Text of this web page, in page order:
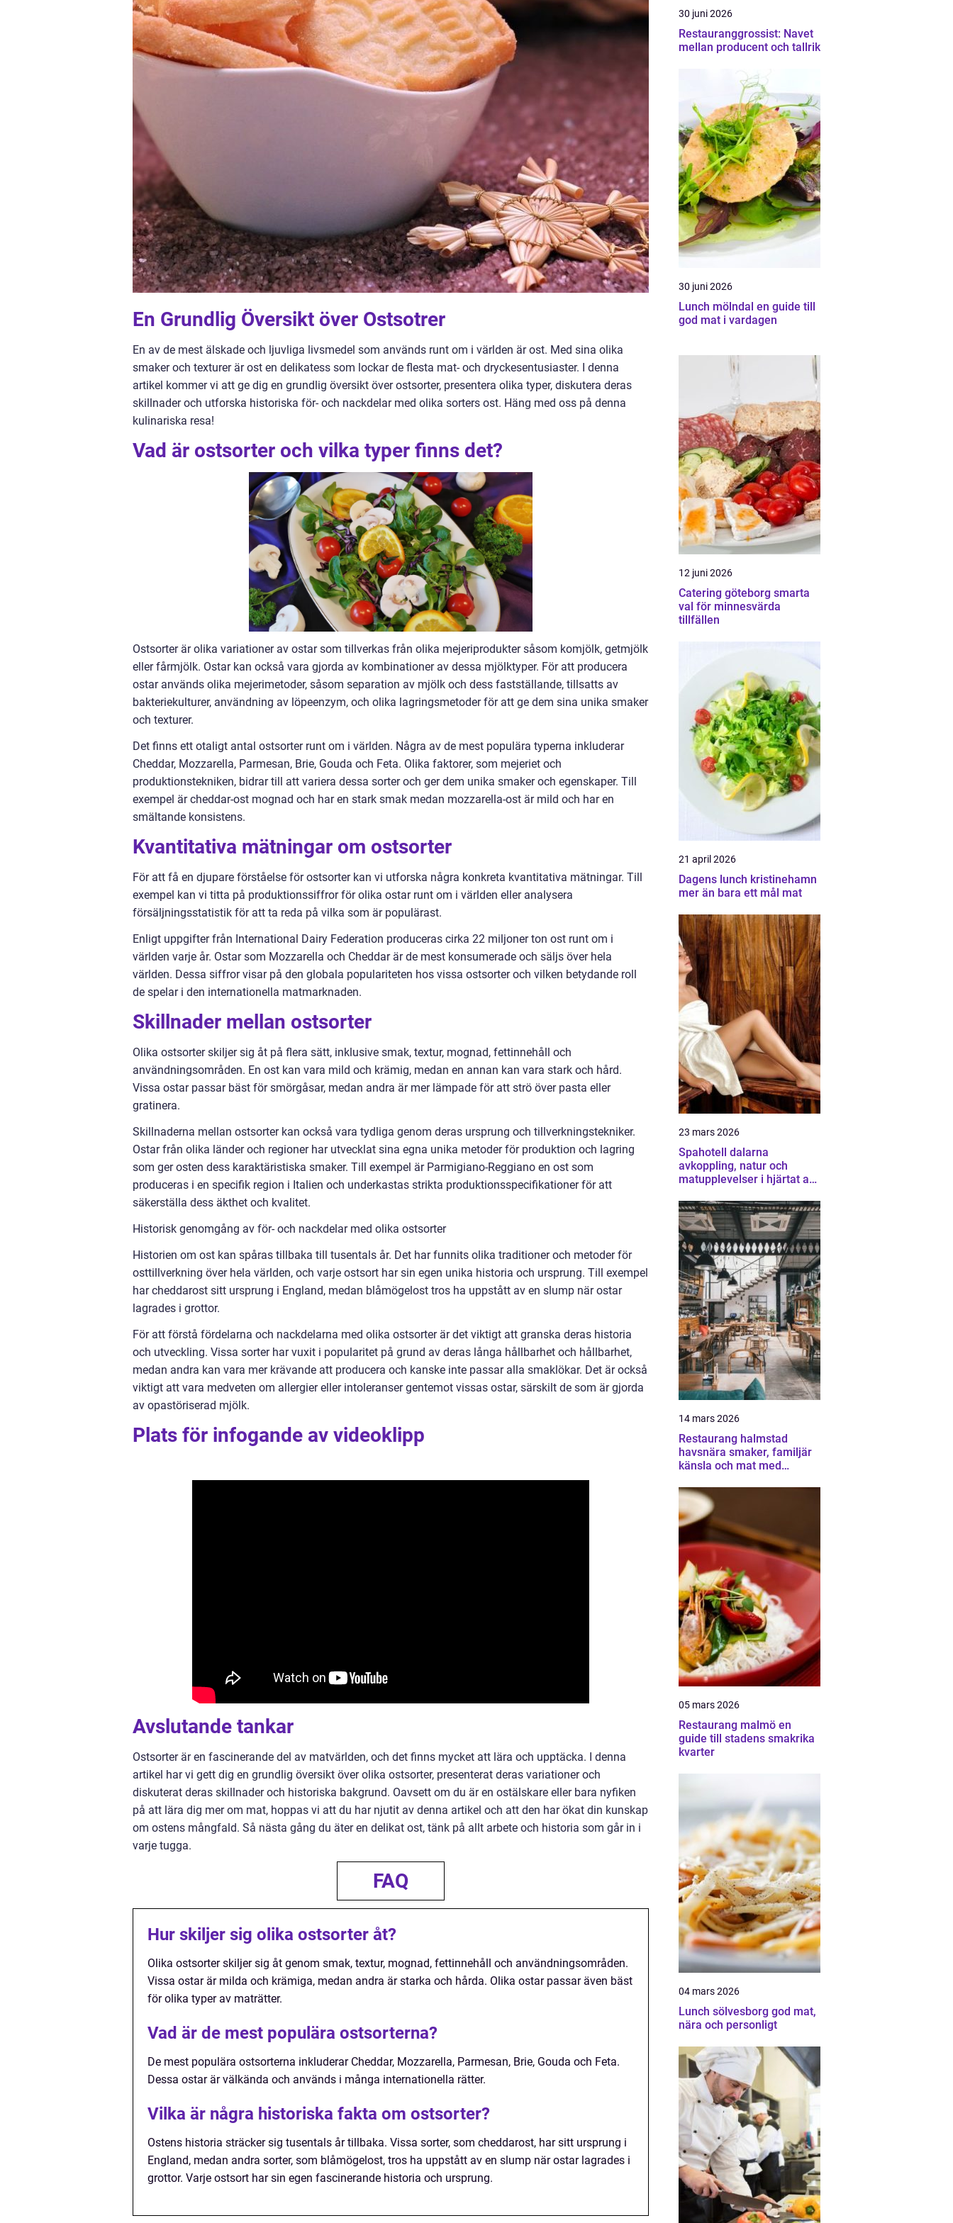
En Grundlig Översikt över Ostsotrer
En av de mest älskade och ljuvliga livsmedel som används runt om i världen är ost. Med sina olika
smaker och texturer är ost en delikatess som lockar de flesta mat- och dryckesentusiaster. I denna
artikel kommer vi att ge dig en grundlig översikt över ostsorter, presentera olika typer, diskutera deras
skillnader och utforska historiska för- och nackdelar med olika sorters ost. Häng med oss på denna
kulinariska resa!
Vad är ostsorter och vilka typer finns det?
Ostsorter är olika variationer av ostar som tillverkas från olika mejeriprodukter såsom komjölk, getmjölk
eller fårmjölk. Ostar kan också vara gjorda av kombinationer av dessa mjölktyper. För att producera
ostar används olika mejerimetoder, såsom separation av mjölk och dess fastställande, tillsatts av
bakteriekulturer, användning av löpeenzym, och olika lagringsmetoder för att ge dem sina unika smaker
och texturer.
Det finns ett otaligt antal ostsorter runt om i världen. Några av de mest populära typerna inkluderar
Cheddar, Mozzarella, Parmesan, Brie, Gouda och Feta. Olika faktorer, som mejeriet och
produktionstekniken, bidrar till att variera dessa sorter och ger dem unika smaker och egenskaper. Till
exempel är cheddar-ost mognad och har en stark smak medan mozzarella-ost är mild och har en
smältande konsistens.
Kvantitativa mätningar om ostsorter
För att få en djupare förståelse för ostsorter kan vi utforska några konkreta kvantitativa mätningar. Till
exempel kan vi titta på produktionssiffror för olika ostar runt om i världen eller analysera
försäljningsstatistik för att ta reda på vilka som är populärast.
Enligt uppgifter från International Dairy Federation produceras cirka 22 miljoner ton ost runt om i
världen varje år. Ostar som Mozzarella och Cheddar är de mest konsumerade och säljs över hela
världen. Dessa siffror visar på den globala populariteten hos vissa ostsorter och vilken betydande roll
de spelar i den internationella matmarknaden.
Skillnader mellan ostsorter
Olika ostsorter skiljer sig åt på flera sätt, inklusive smak, textur, mognad, fettinnehåll och
användningsområden. En ost kan vara mild och krämig, medan en annan kan vara stark och hård.
Vissa ostar passar bäst för smörgåsar, medan andra är mer lämpade för att strö över pasta eller
gratinera.
Skillnaderna mellan ostsorter kan också vara tydliga genom deras ursprung och tillverkningstekniker.
Ostar från olika länder och regioner har utvecklat sina egna unika metoder för produktion och lagring
som ger osten dess karaktäristiska smaker. Till exempel är Parmigiano-Reggiano en ost som
produceras i en specifik region i Italien och underkastas strikta produktionsspecifikationer för att
säkerställa dess äkthet och kvalitet.
Historisk genomgång av för- och nackdelar med olika ostsorter
Historien om ost kan spåras tillbaka till tusentals år. Det har funnits olika traditioner och metoder för
osttillverkning över hela världen, och varje ostsort har sin egen unika historia och ursprung. Till exempel
har cheddarost sitt ursprung i England, medan blåmögelost tros ha uppstått av en slump när ostar
lagrades i grottor.
För att förstå fördelarna och nackdelarna med olika ostsorter är det viktigt att granska deras historia
och utveckling. Vissa sorter har vuxit i popularitet på grund av deras långa hållbarhet och hållbarhet,
medan andra kan vara mer krävande att producera och kanske inte passar alla smaklökar. Det är också
viktigt att vara medveten om allergier eller intoleranser gentemot vissas ostar, särskilt de som är gjorda
av opastöriserad mjölk.
Plats för infogande av videoklipp
Avslutande tankar
Ostsorter är en fascinerande del av matvärlden, och det finns mycket att lära och upptäcka. I denna
artikel har vi gett dig en grundlig översikt över olika ostsorter, presenterat deras variationer och
diskuterat deras skillnader och historiska bakgrund. Oavsett om du är en ostälskare eller bara nyfiken
på att lära dig mer om mat, hoppas vi att du har njutit av denna artikel och att den har ökat din kunskap
om ostens mångfald. Så nästa gång du äter en delikat ost, tänk på allt arbete och historia som går in i
varje tugga.
FAQ
Hur skiljer sig olika ostsorter åt?
Olika ostsorter skiljer sig åt genom smak, textur, mognad, fettinnehåll och användningsområden.
Vissa ostar är milda och krämiga, medan andra är starka och hårda. Olika ostar passar även bäst
för olika typer av maträtter.
Vad är de mest populära ostsorterna?
De mest populära ostsorterna inkluderar Cheddar, Mozzarella, Parmesan, Brie, Gouda och Feta.
Dessa ostar är välkända och används i många internationella rätter.
Vilka är några historiska fakta om ostsorter?
Ostens historia sträcker sig tusentals år tillbaka. Vissa sorter, som cheddarost, har sitt ursprung i
England, medan andra sorter, som blåmögelost, tros ha uppstått av en slump när ostar lagrades i
grottor. Varje ostsort har sin egen fascinerande historia och ursprung.
30 juni 2026
Restauranggrossist: Navet
mellan producent och tallrik
30 juni 2026
Lunch mölndal en guide till
god mat i vardagen
12 juni 2026
Catering göteborg smarta
val för minnesvärda
tillfällen
21 april 2026
Dagens lunch kristinehamn
mer än bara ett mål mat
23 mars 2026
Spahotell dalarna
avkoppling, natur och
matupplevelser i hjärtat av
14 mars 2026
Restaurang halmstad
havsnära smaker, familjär
känsla och mat med
05 mars 2026
Restaurang malmö en
guide till stadens smakrika
kvarter
04 mars 2026
Lunch sölvesborg god mat,
nära och personligt